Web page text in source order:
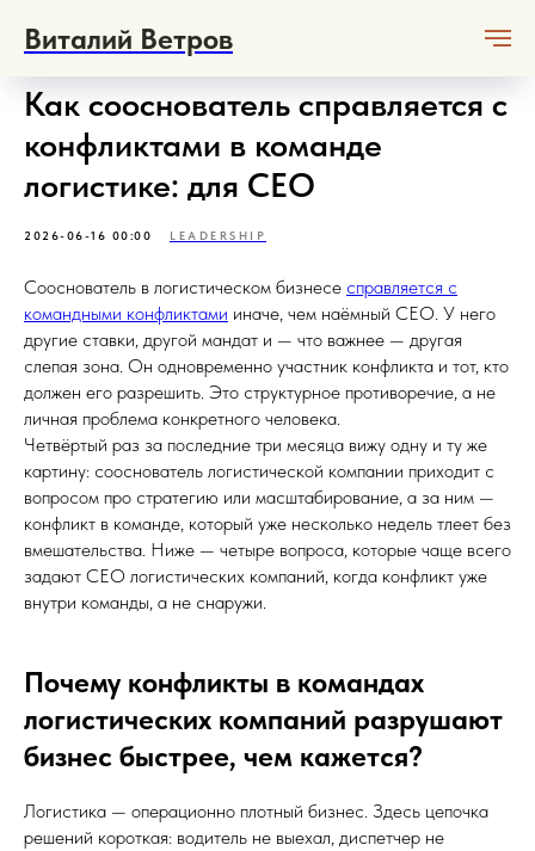
Виталий Ветров
Как сооснователь справляется с
конфликтами в команде
логистике: для CEO
2026-06-16 00:00 LEADERSHIP
Сооснователь в логистическом бизнесе справляется с
командными конфликтами иначе, чем наёмный CEO. У него
другие ставки, другой мандат и — что важнее — другая
слепая зона. Он одновременно участник конфликта и тот, кто
должен его разрешить. Это структурное противоречие, а не
личная проблема конкретного человека.
Четвёртый раз за последние три месяца вижу одну и ту же
картину: сооснователь логистической компании приходит с
вопросом про стратегию или масштабирование, а за ним —
конфликт в команде, который уже несколько недель тлеет без
вмешательства. Ниже — четыре вопроса, которые чаще всего
задают CEO логистических компаний, когда конфликт уже
внутри команды, а не снаружи.
Почему конфликты в командах
логистических компаний разрушают
бизнес быстрее, чем кажется?
Логистика — операционно плотный бизнес. Здесь цепочка
решений короткая: водитель не выехал, диспетчер не